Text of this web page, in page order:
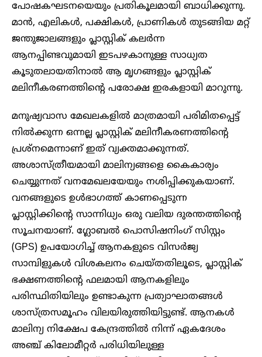
പോഷകഘടനയെയും പ്രതികൂലമായി ബാധിക്കുന്നു.
മാൻ, എലികൾ, പക്ഷികൾ, പ്രാണികൾ തുടങ്ങിയ മറ്റ്
ജന്തുജാലങ്ങളും പ്ലാസ്റ്റിക് കലർന്ന
ആനപ്പിണ്ടവുമായി ഇടപഴകാനുള്ള സാധ്യത
കൂടുതലായതിനാൽ ആ മൃഗങ്ങളും പ്ലാസ്റ്റിക്
മലിനീകരണത്തിന്റെ പരോക്ഷ ഇരകളായി മാറുന്നു.
മനുഷ്യവാസ മേഖലകളിൽ മാത്രമായി പരിമിതപ്പെട്ട്
നിൽക്കുന്ന ഒന്നല്ല പ്ലാസ്റ്റിക് മലിനീകരണത്തിന്റെ
പ്രശ്നമെന്നാണ് ഇത് വ്യക്തമാക്കുന്നത്.
അശാസ്ത്രീയമായി മാലിന്യങ്ങളെ കൈകാര്യം
ചെയ്യുന്നത് വനമേഖലയേയും നശിപ്പിക്കുകയാണ്.
വനങ്ങളുടെ ഉൾഭാഗത്ത് കാണപ്പെടുന്ന
പ്ലാസ്റ്റിക്കിന്റെ സാന്നിധ്യം ഒരു വലിയ ദുരന്തത്തിന്റെ
സൂചനയാണ്. ഗ്ലോബൽ പൊസിഷനിംഗ് സിസ്റ്റം
(GPS) ഉപയോഗിച്ച് ആനകളുടെ വിസർജ്യ
സാമ്പിളുകൾ വിശകലനം ചെയ്തതിലൂടെ, പ്ലാസ്റ്റിക്
ഭക്ഷണത്തിന്റെ ഫലമായി ആനകളിലും
പരിസ്ഥിതിയിലും ഉണ്ടാകുന്ന പ്രത്യാഘാതങ്ങൾ
ശാസ്ത്രസമൂഹം വിലയിരുത്തിയിട്ടുണ്ട്. ആനകൾ
മാലിന്യ നിക്ഷേപ കേന്ദ്രത്തിൽ നിന്ന് ഏകദേശം
അഞ്ച് കിലോമീറ്റർ പരിധിയിലുള്ള